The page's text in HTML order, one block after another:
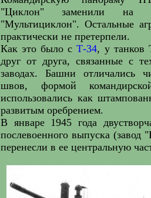
"Циклон" заменили на
"Мультициклон". Остальные
практически не претерпели.
Как это было сТ-34, у танков
друг от друга, связанные с
заводах. Башни отличались
швов, формой
использовались как
развитым оребрением.
В январе 1945 года
послевоенного выпуска
перенесли в ее центральную